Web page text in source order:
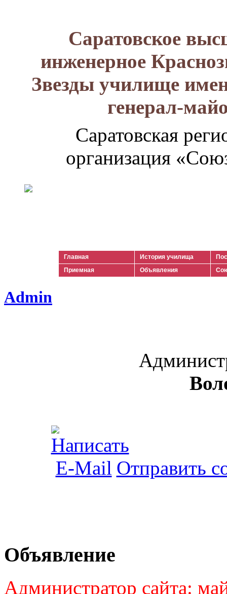
Саратовское
инженерное
Звезды училище
генерал-
Саратовская
организация
Главная История училища
Приемная
Объявления
Admin
Отправить
Объявление
Администратор сайта: